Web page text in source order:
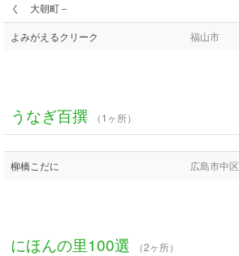
く 大朝町－
よみがえるクリーク 福山市
うなぎ百撰 （1ヶ所）
柳橋こだに 広島市中区
にほんの里100選 （2ヶ所）